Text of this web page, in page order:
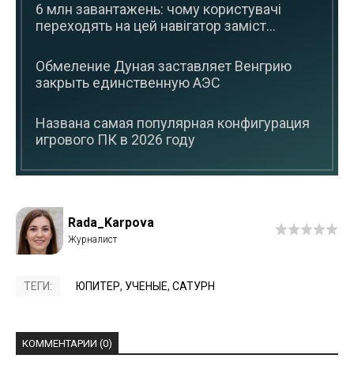
6 млн завантажень: чому користувачі
переходять на цей навігатор заміст...
Обмеление Дуная заставляет Венгрию
закрыть единственную АЭС
Названа самая популярная конфигурация
игрового ПК в 2026 году
Rada_Karpova
ТЕГИ: ЮПИТЕР, УЧЕНЫЕ, САТУРН
КОММЕНТАРИИ (0)